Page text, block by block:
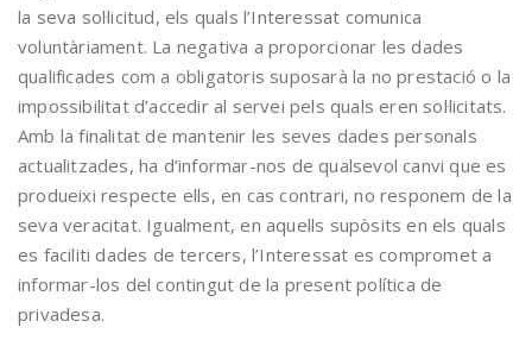
la seva sol·licitud, els quals l’Interessat comunica
voluntàriament. La negativa a proporcionar les dades
qualificades com a obligatoris suposarà la no prestació o la
impossibilitat d’accedir al servei pels quals eren sol·licitats.
Amb la finalitat de mantenir les seves dades personals
actualitzades, ha d’informar-nos de qualsevol canvi que es
produeixi respecte ells, en cas contrari, no responem de la
seva veracitat. Igualment, en aquells supòsits en els quals
es faciliti dades de tercers, l’Interessat es compromet a
informar-los del contingut de la present política de
privadesa.